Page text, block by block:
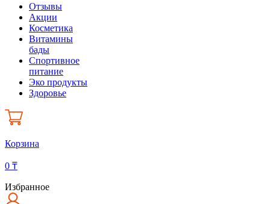
Отзывы
Акции
Косметика
Витамины
бады
Спортивное
питание
Эко продукты
Здоровье
Корзина
0 ₸
Избранное